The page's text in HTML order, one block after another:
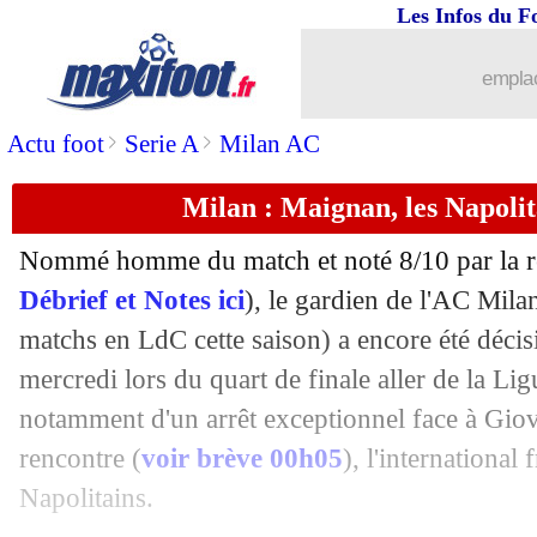
Actu foot> Serie A> Milan AC
Les Infos du
Milan : Maignan, les
Nommé homme du match et noté 8/10 par la
Débrief et Notes ici), le gardien de l'AC
matchs en LdC cette saison) a encore été
mercredi lors du quart de finale aller de la
notamment d'un arrêt exceptionnel face à
rencontre (voir brève 00h05), l'international
Napolitains.
D1 (f): des play-offs pour le titre
13/04 Bayern: Tuchel à fond sur Osimhen
13/04 M'Gladbach: Thuram et Bensebaini
13/04 Olympiakos: James, contrat résilié
PSV : Simons, le Barça pas intéressé ?
13/04 Lyon: Aouar, la Roma en action
13/04 Valenciennes